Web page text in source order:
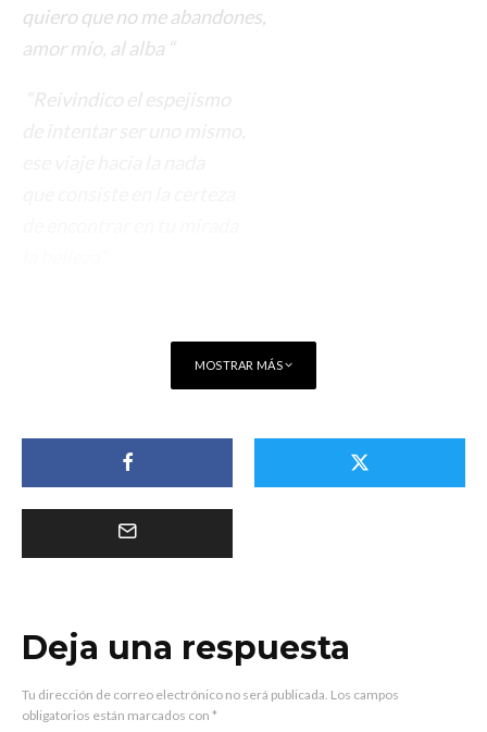
quiero que no me abandones,
amor mío, al alba “
“Reivindico el espejismo
MOSTRAR MÁS
Deja una respuesta
Tu dirección de correo electrónico no será publicada. Los campos
obligatorios están marcados con *